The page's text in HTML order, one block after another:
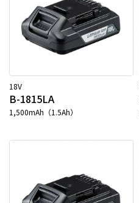
18V
B-1815LA
1,500mAh（1.5Ah）